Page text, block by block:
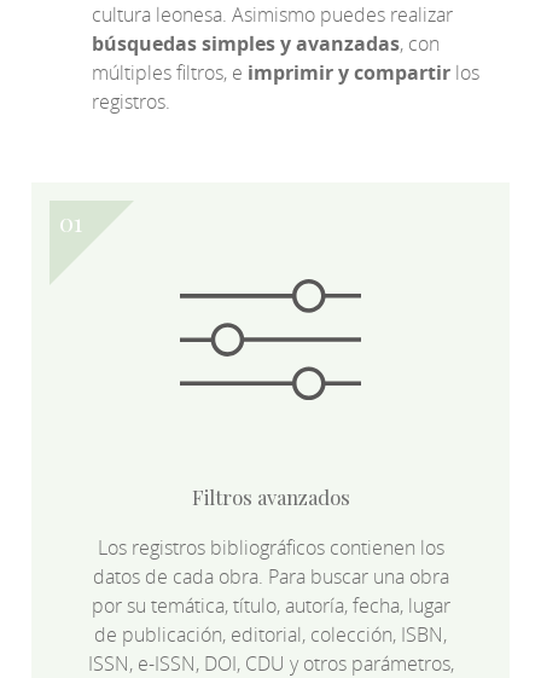
cultura leonesa. Asimismo puedes realizar
búsquedas simples y avanzadas, con
múltiples filtros, e imprimir y compartir los
registros.
Filtros avanzados
Los registros bibliográficos contienen los
datos de cada obra. Para buscar una obra
por su temática, título, autoría, fecha, lugar
de publicación, editorial, colección, ISBN,
ISSN, e-ISSN, DOI, CDU y otros parámetros,